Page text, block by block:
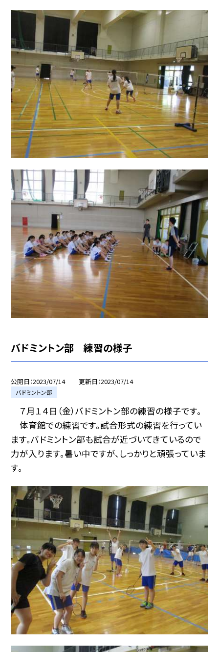
バドミントン部 練習の様子
公開日 2023/07/14 更新日 2023/07/14
バドミントン部
７月１４日（金）バドミントン部の練習の様子です。
体育館での練習です。試合形式の練習を行ってい
ます。バドミントン部も試合が近づいてきているので
力が入ります。暑い中ですが、しっかりと頑張っていま
す。